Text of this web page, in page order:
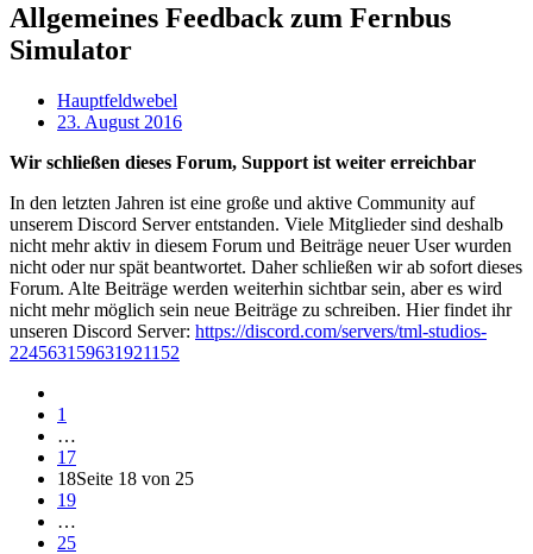
Allgemeines Feedback zum Fernbus
Simulator
Hauptfeldwebel
23. August 2016
Wir schließen dieses Forum, Support ist weiter erreichbar
In den letzten Jahren ist eine große und aktive Community auf
unserem Discord Server entstanden. Viele Mitglieder sind deshalb
nicht mehr aktiv in diesem Forum und Beiträge neuer User wurden
nicht oder nur spät beantwortet. Daher schließen wir ab sofort dieses
Forum. Alte Beiträge werden weiterhin sichtbar sein, aber es wird
nicht mehr möglich sein neue Beiträge zu schreiben. Hier findet ihr
unseren Discord Server: https://discord.com/servers/tml-studios-
224563159631921152
1
…
17
18Seite 18 von 25
19
…
25